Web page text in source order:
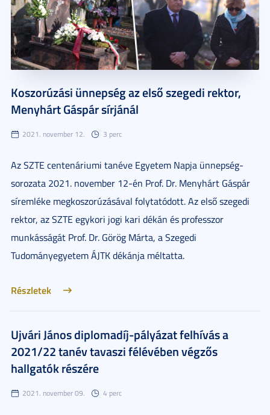
Koszorúzási ünnepség az első szegedi rektor,
Menyhárt Gáspár sírjánál
2021. november 12. 3 perc
Az SZTE centenáriumi tanéve Egyetem Napja ünnepség-
sorozata 2021. november 12-én Prof. Dr. Menyhárt Gáspár
síremléke megkoszorúzásával folytatódott. Az első szegedi
rektor, az SZTE egykori jogi kari dékán és professzor
munkásságát Prof. Dr. Görög Márta, a Szegedi
Tudományegyetem ÁJTK dékánja méltatta.
Részletek
Ujvári János diplomadíj-pályázat felhívás a
2021/22 tanév tavaszi félévében végzős
hallgatók részére
2021. november 09. 4 perc